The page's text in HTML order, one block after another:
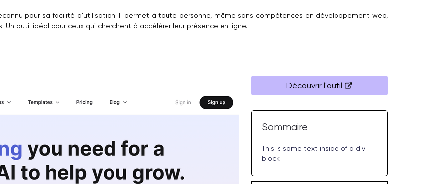
pour sa facilité d'utilisation. Il permet à toute personne, même sans compétences en développement web,
outil idéal pour ceux qui cherchent à accélérer leur présence en ligne.
Découvrir l'outil
Sommaire
This is some text inside of a div
block.